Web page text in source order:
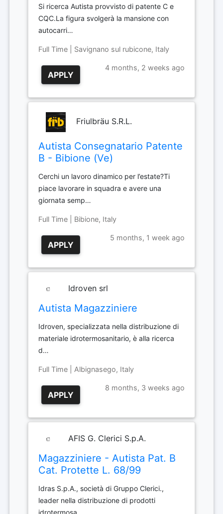
Si ricerca Autista provvisto di patente C e
CQC.La figura svolgerà la mansione con
autocarri…
Full Time | Savignano sul rubicone, Italy
APPLY
4 months, 2 weeks ago
Friulbräu S.R.L.
Autista Consegnatario Patente
B - Bibione (Ve)
Cerchi un lavoro dinamico per l’estate?Ti
piace lavorare in squadra e avere una
giornata semp…
Full Time | Bibione, Italy
APPLY
5 months, 1 week ago
Idroven srl
Autista Magazziniere
Idroven, specializzata nella distribuzione di
materiale idrotermosanitario, è alla ricerca
d…
Full Time | Albignasego, Italy
APPLY
8 months, 3 weeks ago
AFIS G. Clerici S.p.A.
Magazziniere - Autista Pat. B
Cat. Protette L. 68/99
Idras S.p.A., società di Gruppo Clerici.,
leader nella distribuzione di prodotti
idrotermosa…